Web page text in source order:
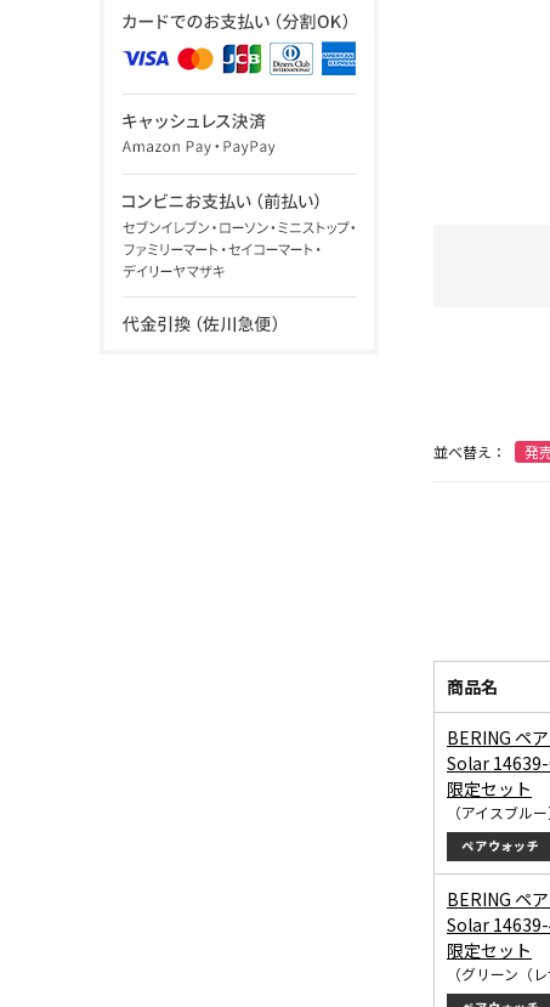
並べ替え： 発
商品名
BERING ペ
Solar
限定セット
（アイスブルー
BERING ペ
Solar
限定セット
（グリーン（レ